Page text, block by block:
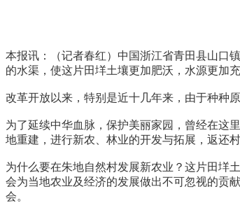
本报讯：（记者春红）中国浙江省青田县山口
的水渠，使这片田垟土壤更加肥沃，水源更加
改革开放以来，特别是近十几年来，由于种种
为了延续中华血脉，保护美丽家园，曾经在这
地重建，进行新农、林业的开发与拓展，返还
为什么要在朱地自然村发展新农业？这片田垟
会为当地农业及经济的发展做出不可忽视的贡
会。